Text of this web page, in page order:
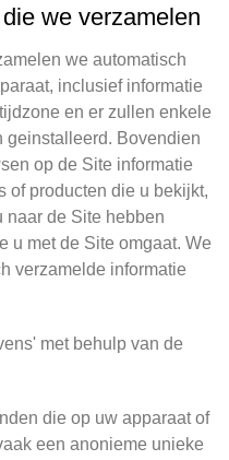
we verzamelen
we automatisch
inclusief informatie
en er zullen enkele
geinstalleerd. Bovendien
op de Site informatie
of producten die u bekijkt,
naar de Site hebben
u met de Site omgaat. We
verzamelde informatie
met behulp van de
die op uw apparaat of
een anonieme unieke